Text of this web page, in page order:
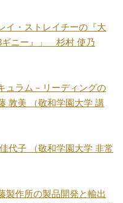
イ・ストレイチーの『大
ギニー』」 杉村 使乃
ュラム－リーディングの
敦美 （敬和学園大学 講
代子 （敬和学園大学 非常
製作所の製品開発と輸出